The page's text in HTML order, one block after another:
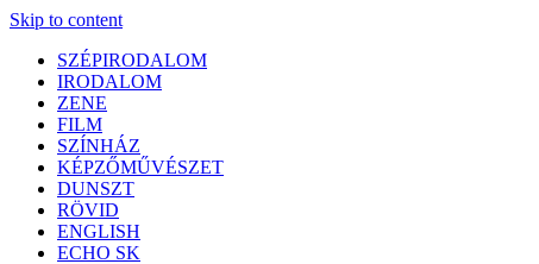
Skip to content
SZÉPIRODALOM
IRODALOM
ZENE
FILM
SZÍNHÁZ
KÉPZŐMŰVÉSZET
DUNSZT
RÖVID
ENGLISH
ECHO SK